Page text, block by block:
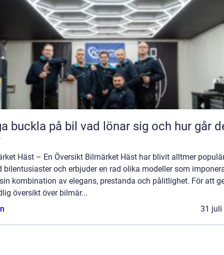
på bil vad lönar sig och hur går det
Häst – En Översikt Bilmärket Häst har blivit alltmer
bilentusiaster och erbjuder en rad olika modeller som
kombination av elegans, prestanda och pålitlighet. För att
översikt över bilmär...
31 juli